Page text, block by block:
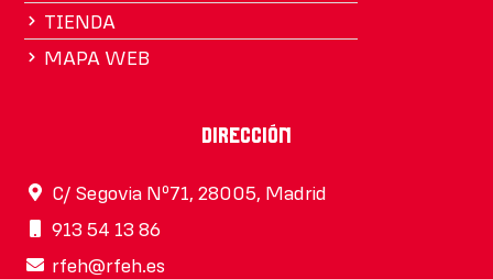
TIENDA
MAPA WEB
Dirección
C/ Segovia Nº71, 28005, Madrid
913 54 13 86
rfeh@rfeh.es